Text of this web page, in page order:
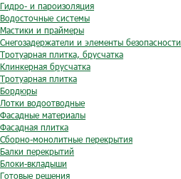
Гидро- и пароизоляция
Водосточные системы
Мастики и праймеры
Снегозадержатели и элементы безопасности
Тротуарная плитка, брусчатка
Клинкерная брусчатка
Тротуарная плитка
Бордюры
Лотки водоотводные
Фасадные материалы
Фасадная плитка
Сборно-монолитные перекрытия
Балки перекрытий
Блоки-вкладыши
Готовые решения